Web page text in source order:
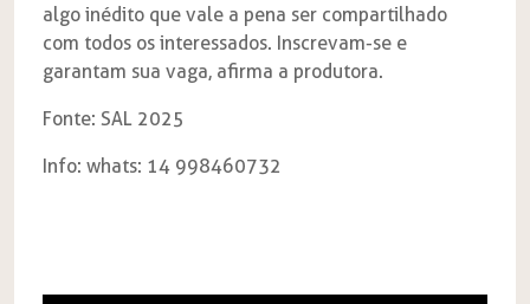
algo inédito que vale a pena ser compartilhado
com todos os interessados. Inscrevam-se e
garantam sua vaga, afirma a produtora.
Fonte: SAL 2025
Info: whats: 14 998460732